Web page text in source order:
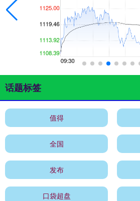
话题标签
值得
全国
发布
口袋超盘